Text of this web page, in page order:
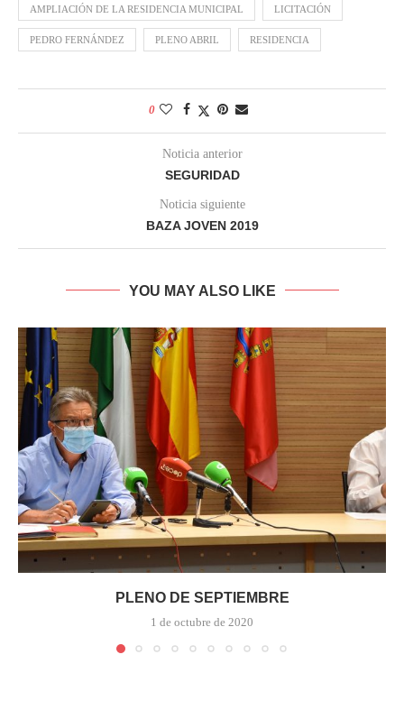
AMPLIACIÓN DE LA RESIDENCIA MUNICIPAL LICITACIÓN
PEDRO FERNÁNDEZ PLENO ABRIL RESIDENCIA
0
Noticia anterior
SEGURIDAD
Noticia siguiente
BAZA JOVEN 2019
YOU MAY ALSO LIKE
PLENO DE SEPTIEMBRE
1 de octubre de 2020